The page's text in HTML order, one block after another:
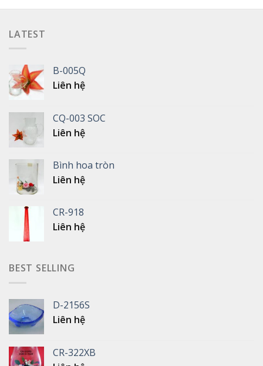
LATEST
B-005Q
Liên hệ
CQ-003 SOC
Liên hệ
Bình hoa tròn
Liên hệ
CR-918
Liên hệ
BEST SELLING
D-2156S
Liên hệ
CR-322XB